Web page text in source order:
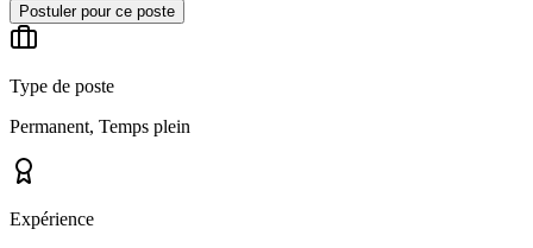
Postuler pour ce poste
Type de poste
Permanent, Temps plein
Expérience